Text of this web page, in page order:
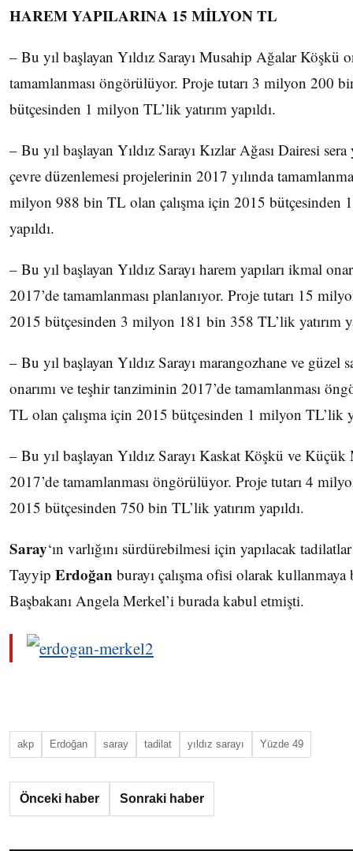
HAREM YAPILARINA 15 MİLYON TL
– Bu yıl başlayan Yıldız Sarayı Musahip Ağalar Köşkü
tamamlanması öngörülüyor. Proje tutarı 3 milyon 200
bütçesinden 1 milyon TL’lik yatırım yapıldı.
– Bu yıl başlayan Yıldız Sarayı Kızlar Ağası Dairesi sera
çevre düzenlemesi projelerinin 2017 yılında
milyon 988 bin TL olan çalışma için 2015 bütçesinden
yapıldı.
– Bu yıl başlayan Yıldız Sarayı harem yapıları ikmal
2017’de tamamlanması planlanıyor. Proje tutarı 15
2015 bütçesinden 3 milyon 181 bin 358 TL’lik yatırım
– Bu yıl başlayan Yıldız Sarayı marangozhane ve güzel
onarımı ve teşhir tanziminin 2017’de tamamlanması
TL olan çalışma için 2015 bütçesinden 1 milyon TL’lik
– Bu yıl başlayan Yıldız Sarayı Kaskat Köşkü ve
2017’de tamamlanması öngörülüyor. Proje tutarı 4
2015 bütçesinden 750 bin TL’lik yatırım yapıldı.
Saray‘ın varlığını sürdürebilmesi için yapılacak
Tayyip Erdoğan burayı çalışma ofisi olarak
Başbakanı Angela Merkel’i burada kabul etmişti.
akp Erdoğan saray tadilat yıldız sarayı Yüzde 49
Önceki haber Sonraki haber